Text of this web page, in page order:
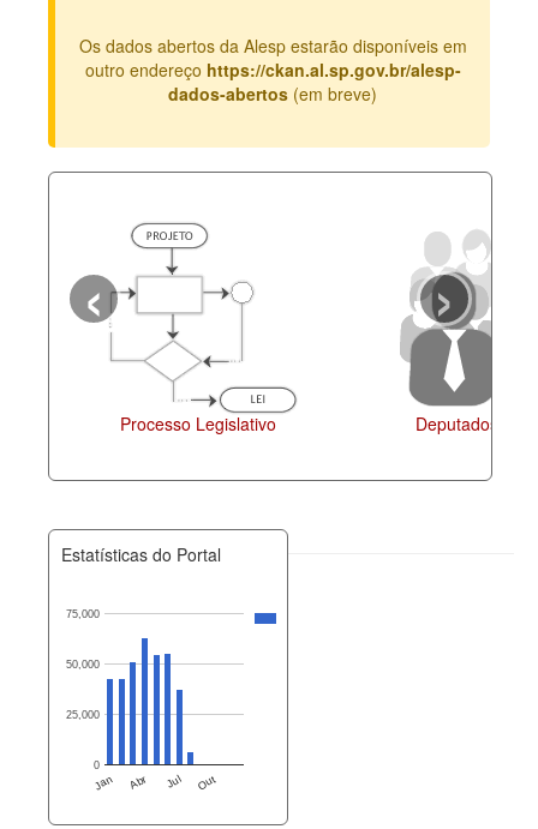
Legislação
Perguntas frequentes
Os dados abertos da Alesp estarão disponíveis em
outro endereço https://ckan.al.sp.gov.br/alesp-
dados-abertos (em breve)
Processo Legislativo Deputados
‹ ›
Estatísticas do Portal
Jan Abr Jul Out
0
25,000
50,000
75,000